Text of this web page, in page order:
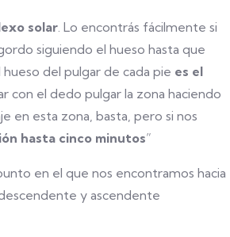
solar . Lo encontrás fácilmente si
siguiendo el hueso hasta que
hueso del pulgar de cada pie es el
con el dedo pulgar la zona haciendo
en esta zona, basta, pero si nos
hasta cinco minutos”
en el que nos encontramos hacia
y ascendente